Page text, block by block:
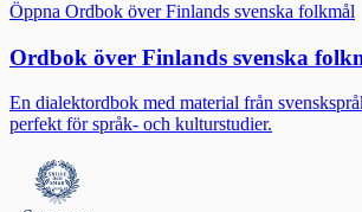
Öppna Ordbok över Finlands svenska folkmål
Ordbok över Finlands svenska
En dialektordbok med material från
perfekt för språk- och kulturstudier.